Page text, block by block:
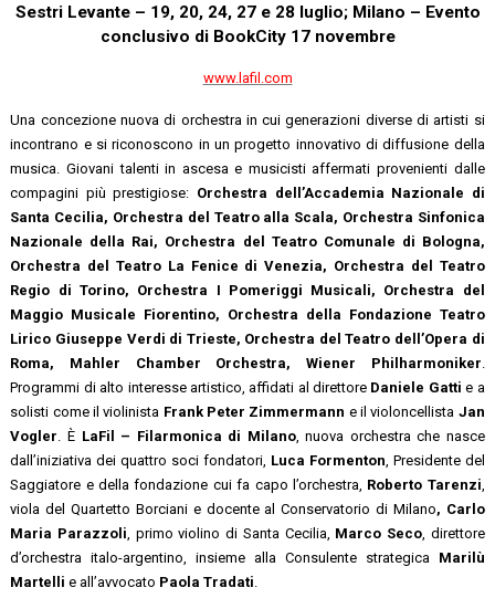
Sestri Levante – 19, 20, 24, 27 e 28 luglio; Milano – Evento
conclusivo di BookCity 17 novembre
www.lafil.com
Una concezione nuova di orchestra in cui generazioni diverse di artisti si
incontrano e si riconoscono in un progetto innovativo di diffusione della
musica. Giovani talenti in ascesa e musicisti affermati provenienti dalle
compagini più prestigiose: Orchestra dell’Accademia Nazionale di
Santa Cecilia, Orchestra del Teatro alla Scala, Orchestra Sinfonica
Nazionale della Rai, Orchestra del Teatro Comunale di Bologna,
Orchestra del Teatro La Fenice di Venezia, Orchestra del Teatro
Regio di Torino, Orchestra I Pomeriggi Musicali, Orchestra del
Maggio Musicale Fiorentino, Orchestra della Fondazione Teatro
Lirico Giuseppe Verdi di Trieste, Orchestra del Teatro dell’Opera di
Roma, Mahler Chamber Orchestra, Wiener Philharmoniker
Programmi di alto interesse artistico, affidati al direttore Daniele Gatti e a
solisti come il violinista Frank Peter Zimmermann e il violoncellista Jan
Vogler . È LaFil – Filarmonica di Milano, nuova orchestra che nasce
dall’iniziativa dei quattro soci fondatori, Luca Formenton , Presidente del
Saggiatore e della fondazione cui fa capo l’orchestra, Roberto Tarenzi
viola del Quartetto Borciani e docente al Conservatorio di Milano, Carlo
Maria Parazzoli , primo violino di Santa Cecilia, Marco Seco, direttore
d’orchestra italo-argentino, insieme alla Consulente strategica Marilù
Martelli e all’avvocato Paola Tradati